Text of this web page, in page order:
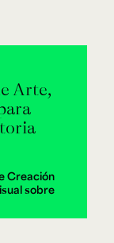
Arte,
Creación
sobre